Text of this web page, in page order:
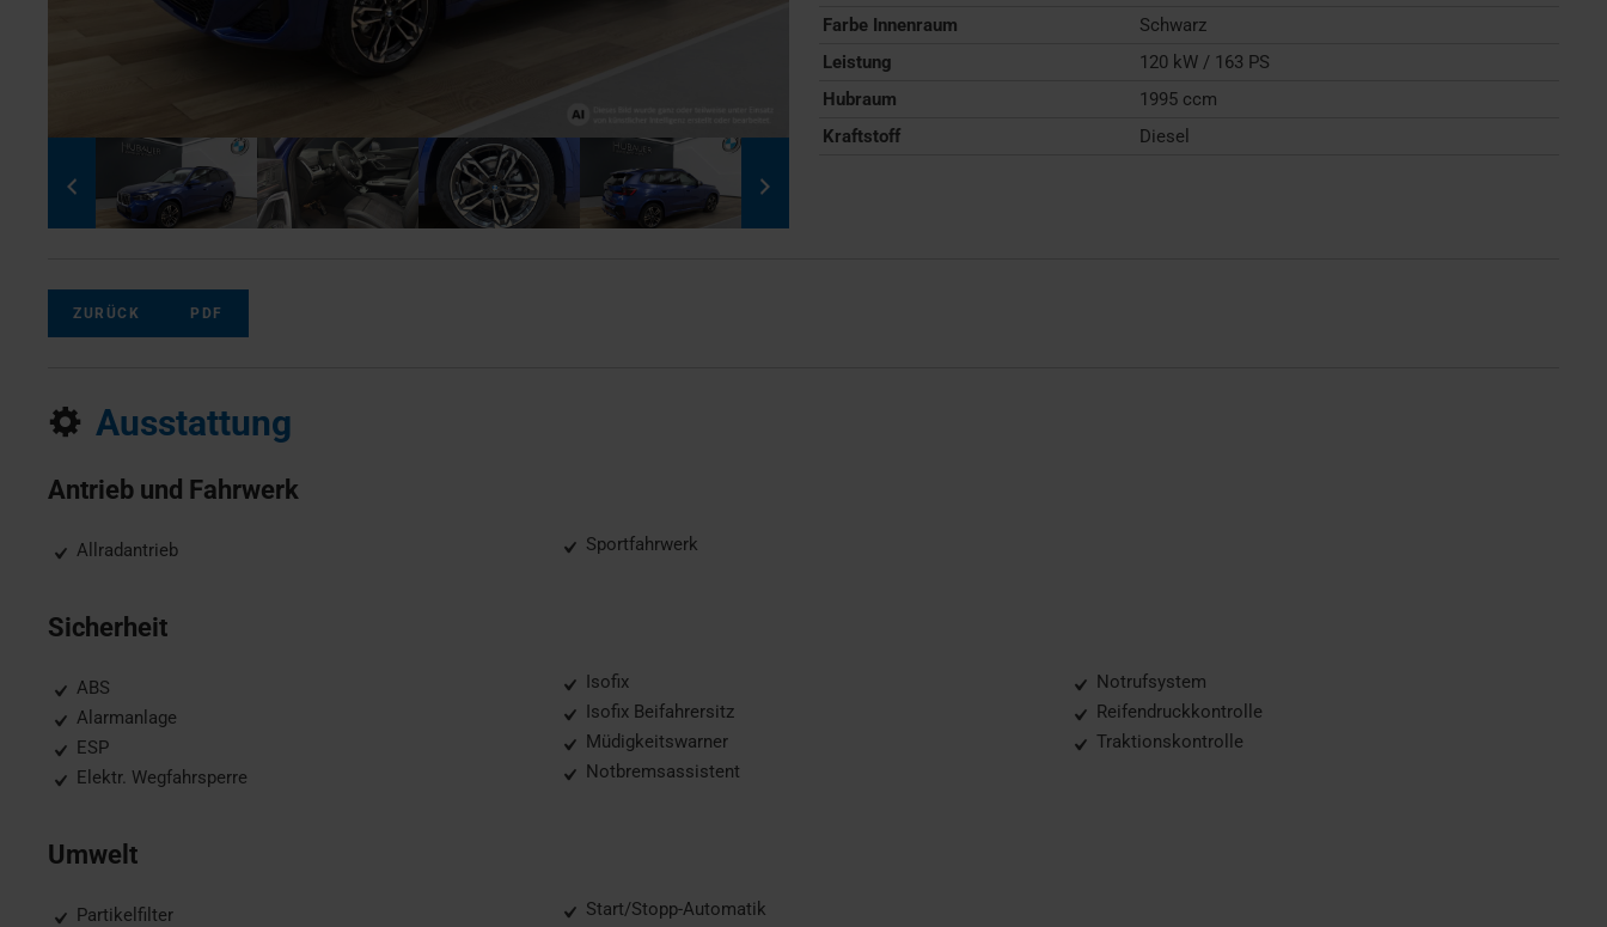
Farbe Innenraum
Schwarz
Leistung
120 kW / 163 PS
Hubraum
1995 ccm
Kraftstoff
Diesel
ZURÜCK PDF
Ausstattung
Antrieb und Fahrwerk
Allradantrieb Sportfahrwerk
Sicherheit
ABS
Alarmanlage
ESP
Elektr. Wegfahrsperre
Isofix
Isofix Beifahrersitz
Müdigkeitswarner
Notbremsassistent
Notrufsystem
Reifendruckkontrolle
Traktionskontrolle
Umwelt
Partikelfilter Start/Stopp-Automatik